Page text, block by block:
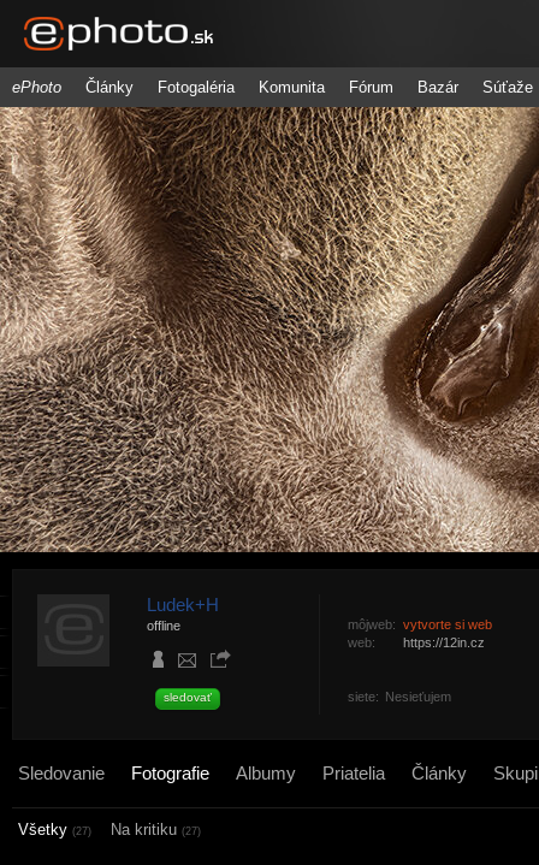
ePhoto Články Fotogaléria Komunita Fórum Bazár Súťaže
Ludek+H
offline
sledovať
môjweb: vytvorte si web
web:
https://12in.cz
siete: Nesieťujem
Sledovanie Fotografie Albumy Priatelia Články
Všetky (27) Na kritiku (27)